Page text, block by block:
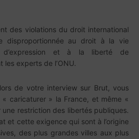
des violations du droit international
disproportionnée au droit à la vie
et à la liberté de
les experts de l’ONU.
de votre interview sur Brut, vous
« caricaturer » la France, et même «
une restriction des libertés publiques.
et cette exigence qui sont à l’origine
des plus grandes villes aux plus